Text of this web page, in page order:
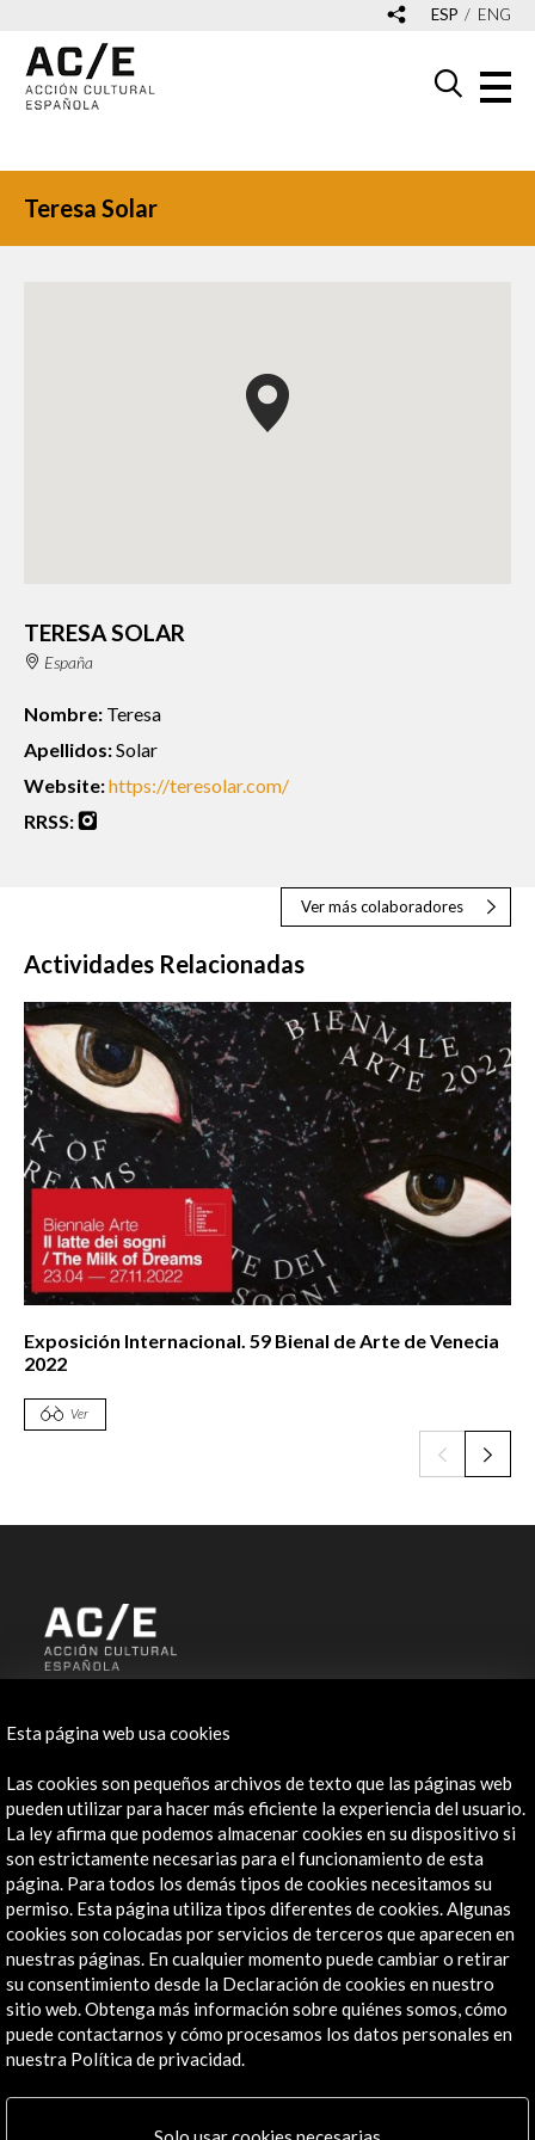
ESP ENG
Teresa Solar
TERESA SOLAR
España
Nombre: Teresa
Apellidos:Solar
Website:https://teresolar.com/
RRSS:
Ver más colaboradores
Actividades Relacionadas
Exposición Internacional. 59 Bienal de Arte de Venecia
2022
Ver
AC/E
Contacta
info@accioncultural.es
+34 91 700 4000
José Abascal, 4 - 4º
28003 Madrid, España
Canales de contacto
Explora
Esta página web usa cookies
Las cookies son pequeños archivos de texto que las páginas web
pueden utilizar para hacer más eficiente la experiencia del usuario.
La ley afirma que podemos almacenar cookies en su dispositivo si
son estrictamente necesarias para el funcionamiento de esta
página. Para todos los demás tipos de cookies necesitamos su
permiso. Esta página utiliza tipos diferentes de cookies. Algunas
cookies son colocadas por servicios de terceros que aparecen en
nuestras páginas. En cualquier momento puede cambiar o retirar
su consentimiento desde la Declaración de cookies en nuestro
sitio web. Obtenga más información sobre quiénes somos, cómo
puede contactarnos y cómo procesamos los datos personales en
nuestra Política de privacidad.